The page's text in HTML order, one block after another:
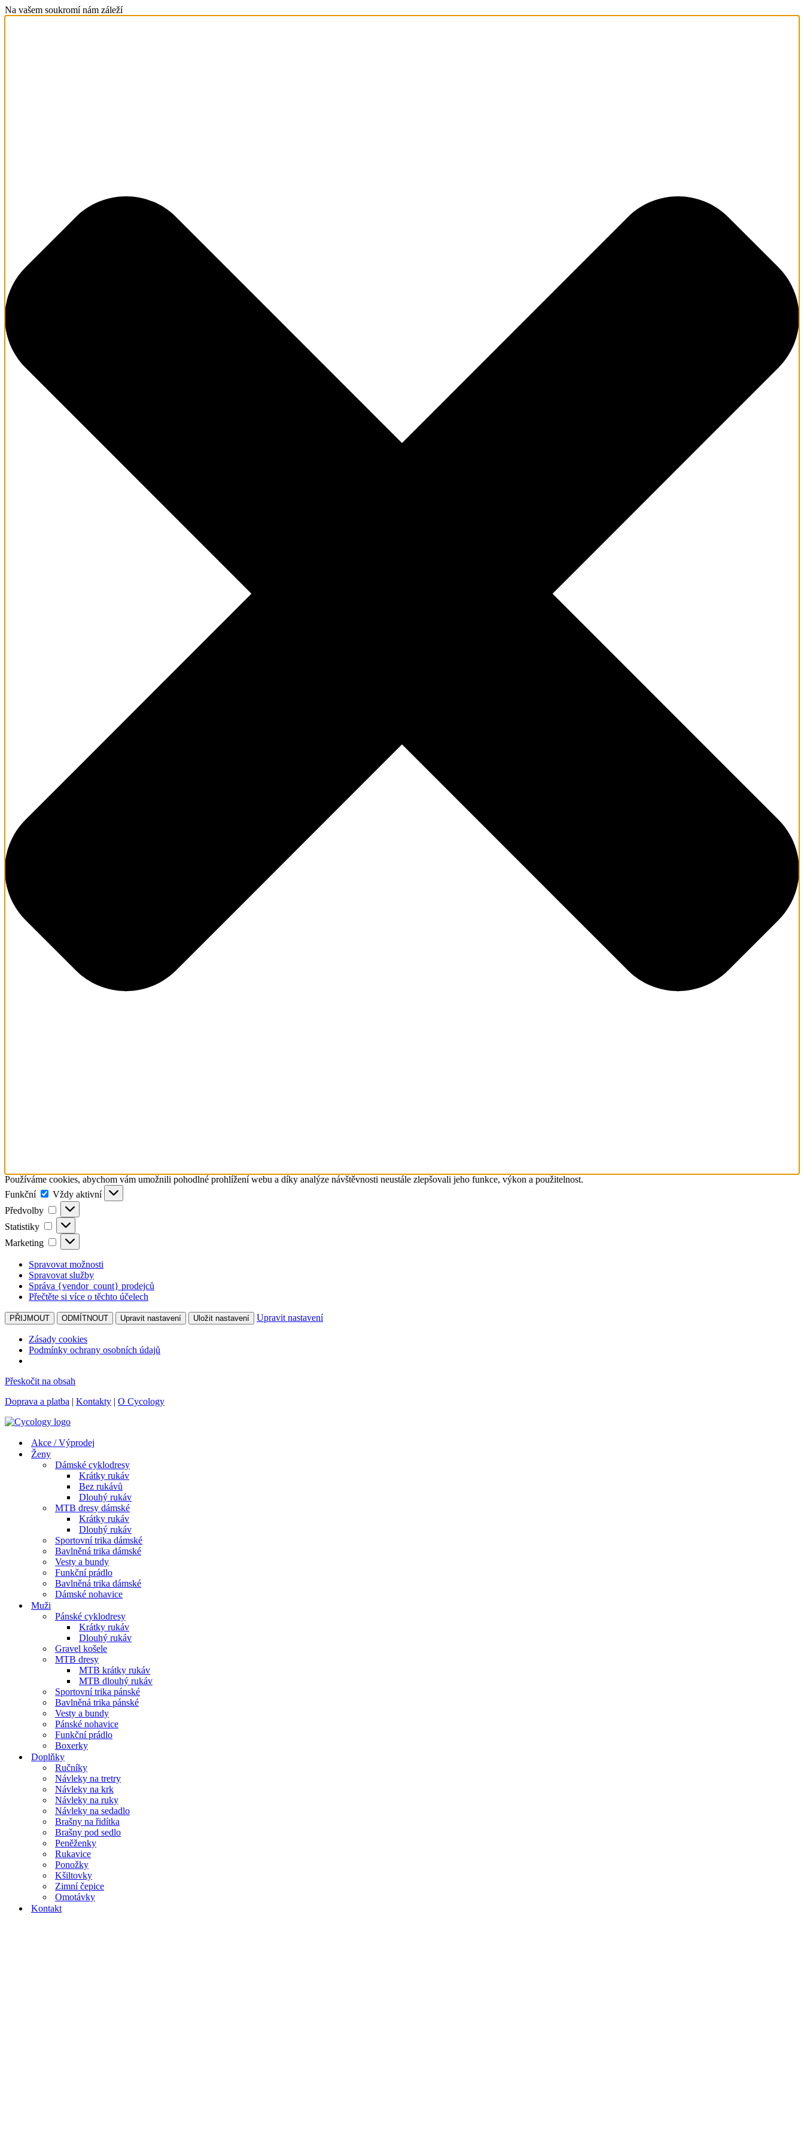
Na vašem soukromí nám záleží
Používáme cookies, abychom vám umožnili pohodlné prohlížení webu a díky analýze návštěvnosti neustále zlepšovali jeho funkce, výkon a použitelnost.
Funkční
Funkční
Vždy aktivní
Předvolby
Předvolby
Statistiky Statistiky
Marketing Marketing
Spravovat možnosti
Spravovat služby
Správa {vendor_count} prodejců
Přečtěte si více o těchto účelech
PŘIJMOUT ODMÍTNOUT Upravit nastavení Uložit nastavení Upravit nastavení
Zásady cookies
Podmínky ochrany osobních údajů
Přeskočit na obsah
Doprava a platba | Kontakty | O Cycology
Akce / Výprodej
Ženy
Dámské cyklodresy
Krátky rukáv
Bez rukávů
Dlouhý rukáv
MTB dresy dámské
Krátky rukáv
Dlouhý rukáv
Sportovní trika dámské
Bavlněná trika dámské
Vesty a bundy
Funkční prádlo
Bavlněná trika dámské
Dámské nohavice
Muži
Pánské cyklodresy
Krátky rukáv
Dlouhý rukáv
Gravel košele
MTB dresy
MTB krátky rukáv
MTB dlouhý rukáv
Sportovní trika pánské
Bavlněná trika pánské
Vesty a bundy
Pánské nohavice
Funkční prádlo
Boxerky
Doplňky
Ručníky
Návleky na tretry
Návleky na krk
Návleky na ruky
Návleky na sedadlo
Brašny na řidítka
Brašny pod sedlo
Peněženky
Rukavice
Ponožky
Kšiltovky
Zimní čepice
Omotávky
Kontakt